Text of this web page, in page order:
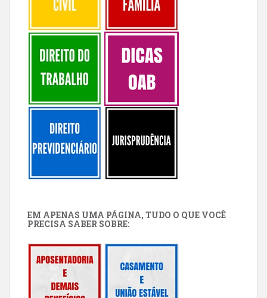
EM APENAS UMA PÁGINA, TUDO O QUE VOCÊ
PRECISA SABER SOBRE: